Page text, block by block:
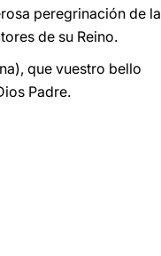
peregrinación de la
de su Reino.
que vuestro bello
Padre.